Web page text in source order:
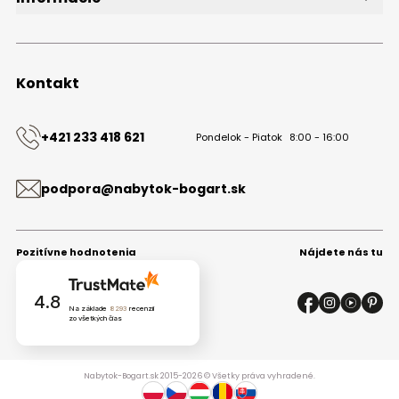
Obchodné podmienky
Kontakt
Kontakt
+421 233 418 621 Pondelok - Piatok 8:00 - 16:00
podpora@nabytok-bogart.sk
Pozitívne hodnotenia
4.8 Na základe 8293 recenzií
zo všetkých čias
Nájdete nás tu
Nabytok-Bogart.sk 2015-2026 © Všetky práva vyhradené.